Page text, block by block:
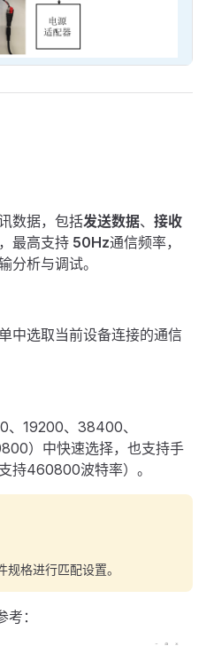
数据，包括发送数据、 接收
最高支持 50Hz通信频率，
分析与调试。
中选取当前设备连接的通信
、19200、38400、
）中快速选择，也支持手
持460800波特率）。
格进行匹配设置。
：